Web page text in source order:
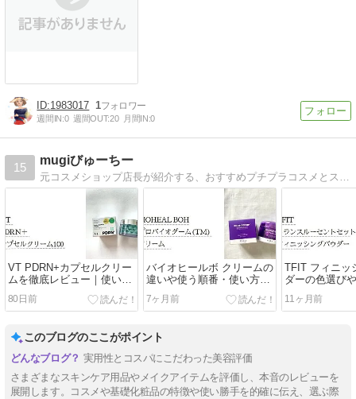
1983017 1
週間IN:0 週間OUT:20 月間IN:0
15
mugiびゅーちー
元コスメショップ店長が紹介する、おすすめプチプラコスメとスキンケアのブログ
VT PDRN+カプセルクリー
ムを徹底レビュー｜使い
方・口コミ・効果を解説
80日前
バイオヒールボ クリームの
違いや使う順番・使い方、
口コミレビュー
7ヶ月前
TFIT フィニッ
ダーの色選び
コミレビュー
11ヶ月前
このブログのここがポイント
実用性とコスパにこだわった美容評価
さまざまなスキンケア用品やメイクアイテムを評価し、本音のレビューを
展開します。コスメや基礎化粧品の特徴や使い勝手を的確に伝え、選ぶ際